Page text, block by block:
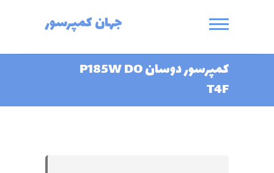
جهان کمپرسور
کمپرسور دوسان P185W DO
T4F